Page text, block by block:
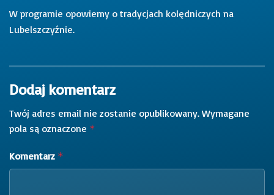
W programie opowiemy o tradycjach kolędniczych na
Lubelszczyźnie.
Dodaj komentarz
Twój adres email nie zostanie opublikowany. Wymagane
pola są oznaczone *
Komentarz *